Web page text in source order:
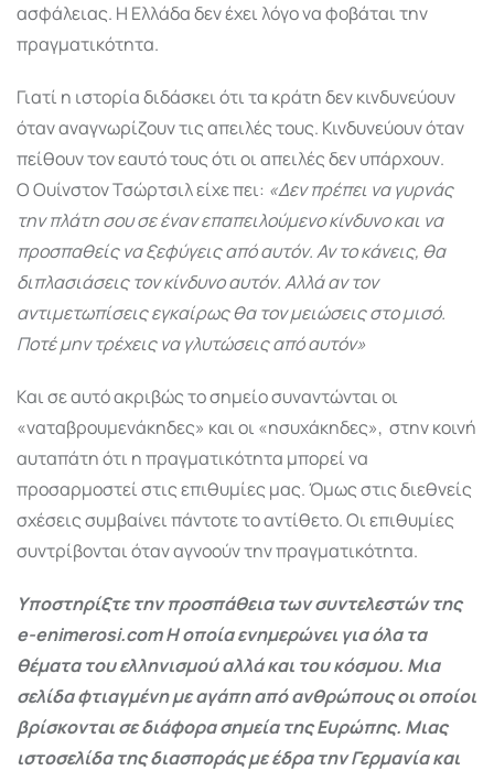
ασφάλειας. Η Ελλάδα δεν έχει λόγο να φοβάται την
πραγματικότητα.
Γιατί η ιστορία διδάσκει ότι τα κράτη δεν κινδυνεύουν
όταν αναγνωρίζουν τις απειλές τους. Κινδυνεύουν όταν
πείθουν τον εαυτό τους ότι οι απειλές δεν υπάρχουν.
Ο Ουίνστον Τσώρτσιλ είχε πει: «Δεν πρέπει να γυρνάς
την πλάτη σου σε έναν επαπειλούμενο κίνδυνο και να
προσπαθείς να ξεφύγεις από αυτόν. Αν το κάνεις, θα
διπλασιάσεις τον κίνδυνο αυτόν. Αλλά αν τον
αντιμετωπίσεις εγκαίρως θα τον μειώσεις στο μισό.
Ποτέ μην τρέχεις να γλυτώσεις από αυτόν»
Και σε αυτό ακριβώς το σημείο συναντώνται οι
«ναταβρουμενάκηδες» και οι «ησυχάκηδες», στην κοινή
αυταπάτη ότι η πραγματικότητα μπορεί να
προσαρμοστεί στις επιθυμίες μας. Όμως στις διεθνείς
σχέσεις συμβαίνει πάντοτε το αντίθετο. Οι επιθυμίες
συντρίβονται όταν αγνοούν την πραγματικότητα.
Υποστηρίξτε την προσπάθεια των συντελεστών της
e-enimerosi.com Η οποία ενημερώνει για όλα τα
θέματα του ελληνισμού αλλά και του κόσμου. Μια
σελίδα φτιαγμένη με αγάπη από ανθρώπους οι οποίοι
βρίσκονται σε διάφορα σημεία της Ευρώπης. Μιας
ιστοσελίδα της διασποράς με έδρα την Γερμανία και